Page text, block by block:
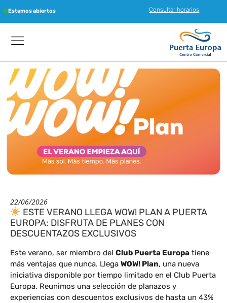
Estamos abiertos Consultar horarios
22/06/2026
ESTE VERANO LLEGA WOW! PLAN A PUERTA
EUROPA: DISFRUTA DE PLANES CON
DESCUENTAZOS EXCLUSIVOS
Este verano, ser miembro del Club Puerta Europa tiene
más ventajas que nunca. Llega WOW! Plan, una nueva
iniciativa disponible por tiempo limitado en el Club Puerta
Europa. Reunimos una selección de planazos y
experiencias con descuentos exclusivos de hasta un 43%